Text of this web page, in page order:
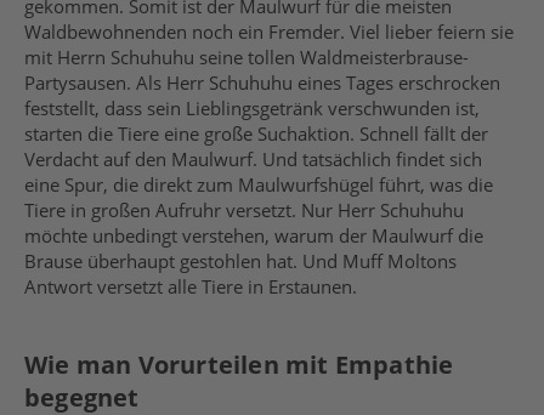
gekommen. Somit ist der Maulwurf für die meisten
Waldbewohnenden noch ein Fremder. Viel lieber feiern sie
mit Herrn Schuhuhu seine tollen Waldmeisterbrause-
Partysausen. Als Herr Schuhuhu eines Tages erschrocken
feststellt, dass sein Lieblingsgetränk verschwunden ist,
starten die Tiere eine große Suchaktion. Schnell fällt der
Verdacht auf den Maulwurf. Und tatsächlich findet sich
eine Spur, die direkt zum Maulwurfshügel führt, was die
Tiere in großen Aufruhr versetzt. Nur Herr Schuhuhu
möchte unbedingt verstehen, warum der Maulwurf die
Brause überhaupt gestohlen hat. Und Muff Moltons
Antwort versetzt alle Tiere in Erstaunen.
Wie man Vorurteilen mit Empathie
begegnet